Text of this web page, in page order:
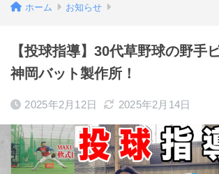
ホーム お知らせ
【投球指導】30代草野球の野手
神岡バット製作所！
2025年2月12日 2025年2月14日